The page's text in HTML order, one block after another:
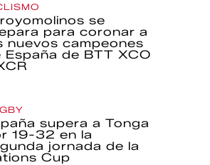
se
para coronar a
nuevos campeones
España de BTT XCO
supera a Tonga
19-32 en la
jornada de la
Cup